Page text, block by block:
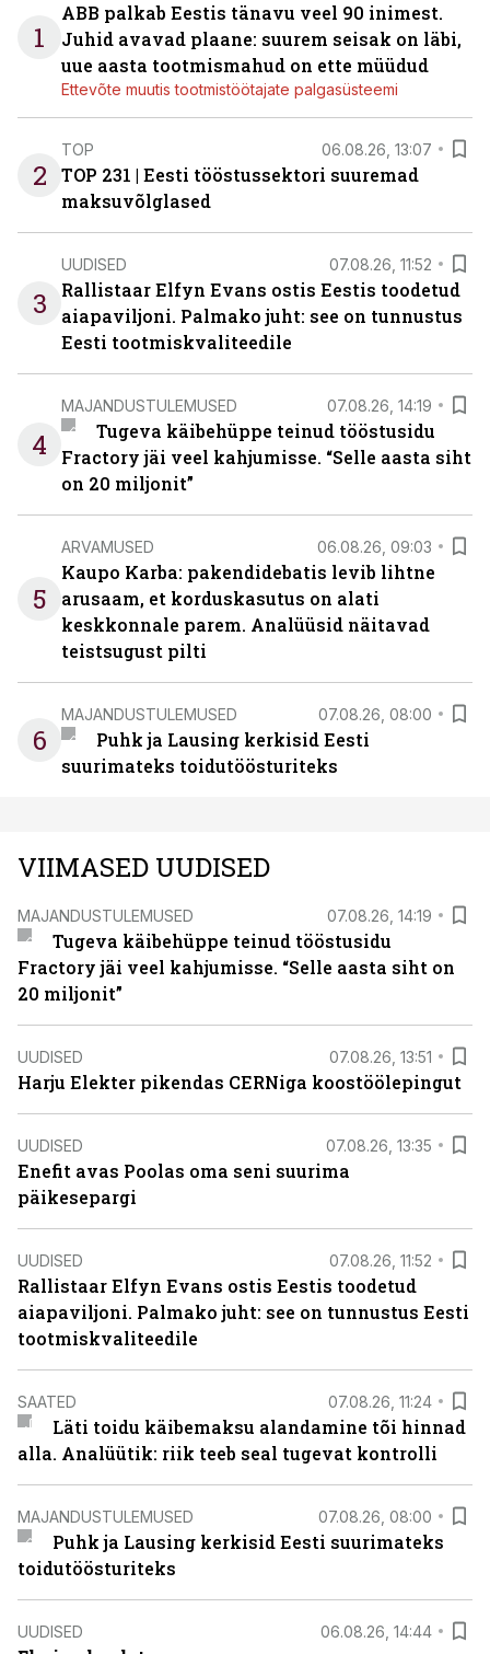
1
ABB palkab Eestis tänavu veel 90 inimest.
Juhid avavad plaane: suurem seisak on läbi,
uue aasta tootmismahud on ette müüdud
Ettevõte muutis tootmistöötajate palgasüsteemi
2
TOP 06.08.26, 13:07
TOP 231 | Eesti tööstussektori suuremad
maksuvõlglased
3
UUDISED 07.08.26, 11:52
Rallistaar Elfyn Evans ostis Eestis toodetud
aiapaviljoni. Palmako juht: see on tunnustus
Eesti tootmiskvaliteedile
4
MAJANDUSTULEMUSED 07.08.26, 14:19
Tugeva käibehüppe teinud tööstusidu
Fractory jäi veel kahjumisse. “Selle aasta siht
on 20 miljonit”
5
ARVAMUSED 06.08.26, 09:03
Kaupo Karba: pakendidebatis levib lihtne
arusaam, et korduskasutus on alati
keskkonnale parem. Analüüsid näitavad
teistsugust pilti
6
MAJANDUSTULEMUSED 07.08.26, 08:00
Puhk ja Lausing kerkisid Eesti
suurimateks toidutöösturiteks
VIIMASED UUDISED
MAJANDUSTULEMUSED 07.08.26, 14:19
Tugeva käibehüppe teinud tööstusidu
Fractory jäi veel kahjumisse. “Selle aasta siht on
20 miljonit”
UUDISED 07.08.26, 13:51
Harju Elekter pikendas CERNiga koostöölepingut
UUDISED 07.08.26, 13:35
Enefit avas Poolas oma seni suurima
päikesepargi
UUDISED 07.08.26, 11:52
Rallistaar Elfyn Evans ostis Eestis toodetud
aiapaviljoni. Palmako juht: see on tunnustus Eesti
tootmiskvaliteedile
SAATED 07.08.26, 11:24
Läti toidu käibemaksu alandamine tõi hinnad
alla. Analüütik: riik teeb seal tugevat kontrolli
MAJANDUSTULEMUSED 07.08.26, 08:00
Puhk ja Lausing kerkisid Eesti suurimateks
toidutöösturiteks
UUDISED 06.08.26, 14:44